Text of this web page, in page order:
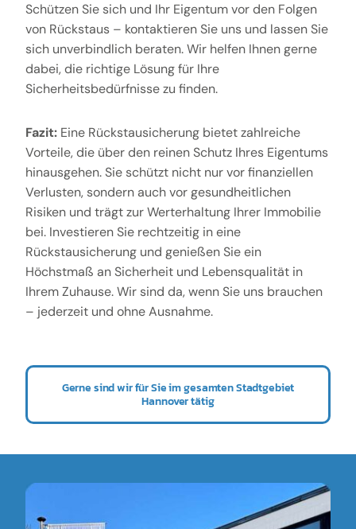
Schützen Sie sich und Ihr Eigentum vor den Folgen
von Rückstaus – kontaktieren Sie uns und lassen Sie
sich unverbindlich beraten. Wir helfen Ihnen gerne
dabei, die richtige Lösung für Ihre
Sicherheitsbedürfnisse zu finden.
Fazit:Eine Rückstausicherung bietet zahlreiche
Vorteile, die über den reinen Schutz Ihres Eigentums
hinausgehen. Sie schützt nicht nur vor finanziellen
Verlusten, sondern auch vor gesundheitlichen
Risiken und trägt zur Werterhaltung Ihrer Immobilie
bei. Investieren Sie rechtzeitig in eine
Rückstausicherung und genießen Sie ein
Höchstmaß an Sicherheit und Lebensqualität in
Ihrem Zuhause. Wir sind da, wenn Sie uns brauchen
– jederzeit und ohne Ausnahme.
Gerne sind wir für Sie im gesamten Stadtgebiet
Hannover tätig